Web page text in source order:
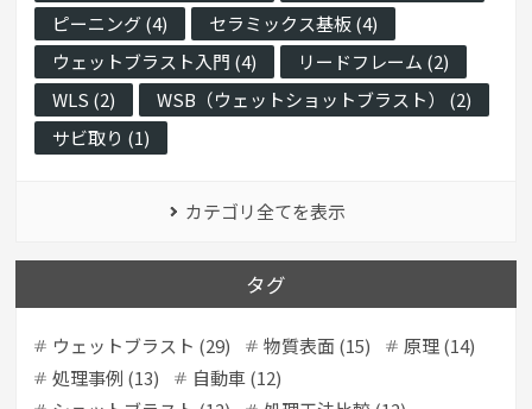
ピーニング (4)
セラミックス基板 (4)
ウェットブラスト入門 (4)
リードフレーム (2)
WLS (2)
WSB（ウェットショットブラスト） (2)
サビ取り (1)
カテゴリ全てを表示
タグ
ウェットブラスト (29) 物質表面 (15)
原理 (14)
処理事例 (13)
自動車 (12)